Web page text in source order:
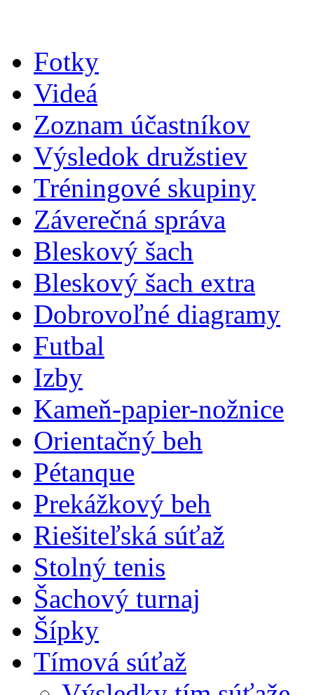
Fotky
Videá
Zoznam účastníkov
Výsledok družstiev
Tréningové skupiny
Záverečná správa
Bleskový šach
Bleskový šach extra
Dobrovoľné diagramy
Futbal
Izby
Kameň-papier-nožnice
Orientačný beh
Pétanque
Prekážkový beh
Riešiteľská súťaž
Stolný tenis
Šachový turnaj
Šípky
Tímová súťaž